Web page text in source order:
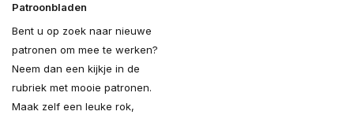
Patroonbladen
Bent u op zoek naar nieuwe
patronen om mee te werken?
Neem dan een kijkje in de
rubriek met mooie patronen.
Maak zelf een leuke rok,